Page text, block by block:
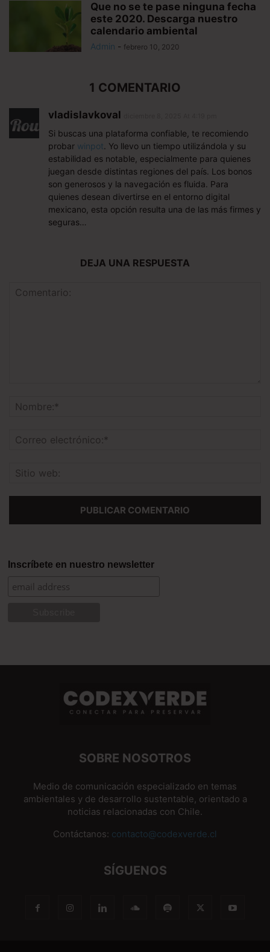
Que no se te pase ninguna fecha
este 2020. Descarga nuestro
calendario ambiental
Admin - febrero 10, 2020
1 COMENTARIO
vladislavkoval
Si buscas una plataforma confiable, te recomiendo
probar winpot
. Yo llevo un tiempo utilizándola y su
estabilidad es notable, especialmente para quienes
juegan desde distintas regiones del país. Los bonos
son generosos y la navegación es fluida. Para
quienes desean divertirse en el entorno digital
mexicano, esta opción resulta una de las más firmes y
seguras…
DEJA UNA RESPUESTA
Inscríbete en nuestro newsletter
SOBRE NOSOTROS
Medio de comunicación especializado en temas
ambientales y de desarrollo sustentable, orientado a
noticias relacionadas con Chile.
Contáctanos: contacto@codexverde.cl
SÍGUENOS